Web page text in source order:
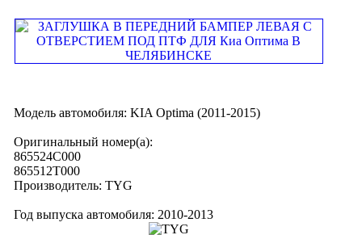
Модель автомобиля: KIA Optima (2011-2015)
Оригинальный номер(а):
865524C000
865512T000
Производитель: TYG
Год выпуска автомобиля: 2010-2013